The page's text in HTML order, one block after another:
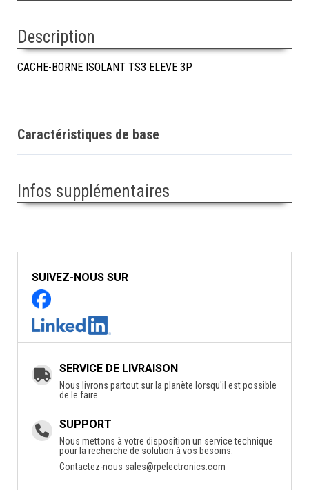
Description
CACHE-BORNE ISOLANT TS3 ELEVE 3P
Caractéristiques de base
Infos supplémentaires
SUIVEZ-NOUS SUR
SERVICE DE LIVRAISON
Nous livrons partout sur la planète lorsqu'il est possible
de le faire.
SUPPORT
Nous mettons à votre disposition un service technique
pour la recherche de solution à vos besoins.
Contactez-nous sales@rpelectronics.com